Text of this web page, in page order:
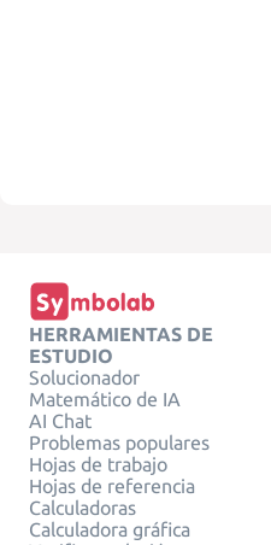
HERRAMIENTAS DE
ESTUDIO
Solucionador
Matemático de IA
AI Chat
Problemas populares
Hojas de trabajo
Hojas de referencia
Calculadoras
Calculadora gráfica